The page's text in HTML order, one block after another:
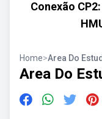
Conexão
Home>Area Do
Area Do